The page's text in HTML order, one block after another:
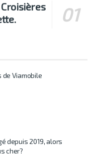
de Viamobile
depuis 2019, alors
cher?